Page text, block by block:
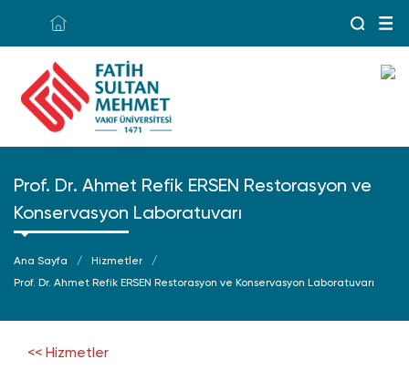
Prof. Dr. Ahmet Refik ERSEN Restorasyon ve
Konservasyon Laboratuvarı
Ana Sayfa
Hizmetler
Prof. Dr. Ahmet Refik ERSEN Restorasyon ve Konservasyon Laboratuvarı
<< Hizmetler